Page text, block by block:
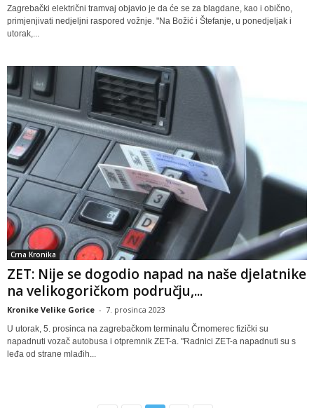
Zagrebački električni tramvaj objavio je da će se za blagdane, kao i obično,
primjenjivati nedjeljni raspored vožnje. "Na Božić i Štefanje, u ponedjeljak i
utorak,...
Crna Kronika
ZET: Nije se dogodio napad na naše djelatnike
na velikogoričkom području,...
Kronike Velike Gorice - 7. prosinca 2023
U utorak, 5. prosinca na zagrebačkom terminalu Črnomerec fizički su
napadnuti vozač autobusa i otpremnik ZET-a. "Radnici ZET-a napadnuti su s
leđa od strane mlađih...